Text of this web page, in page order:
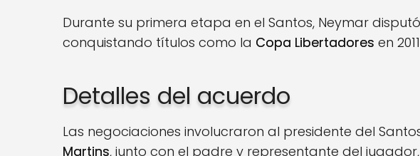
Durante su primera etapa en el Santos, Neymar
conquistando títulos como la Copa Libertadores en
Detalles del acuerdo
Las negociaciones involucraron al presidente del
Martins, junto con el padre y representante del jugador,